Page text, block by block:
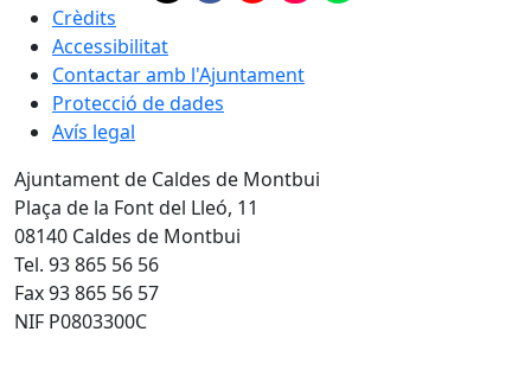
Crèdits
Accessibilitat
Contactar amb l'Ajuntament
Protecció de dades
Avís legal
Ajuntament de Caldes de Montbui
Plaça de la Font del Lleó, 11
08140 Caldes de Montbui
Tel. 93 865 56 56
Fax 93 865 56 57
NIF P0803300C